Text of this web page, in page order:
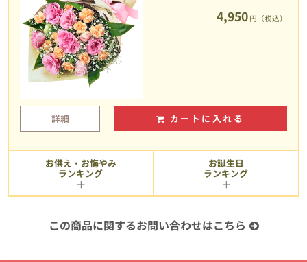
4,950 円（税込）
詳細 カートに入れる
お供え・お悔やみ
ランキング
お誕生日
ランキング
この商品に関するお問い合わせはこちら